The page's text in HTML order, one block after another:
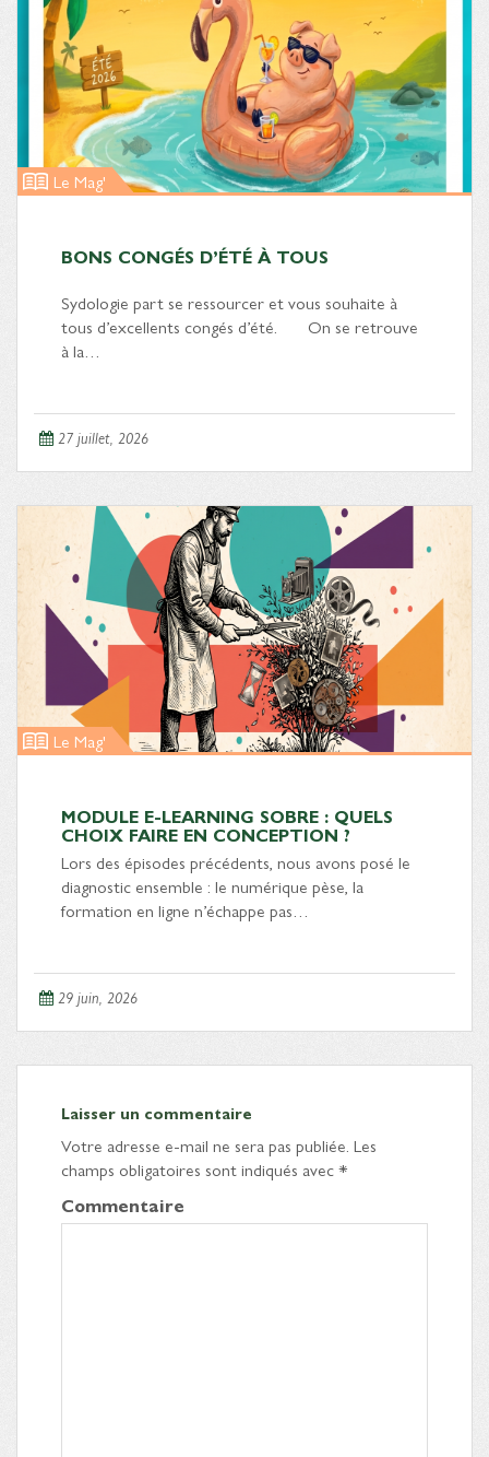
Le Mag'
BONS CONGÉS D’ÉTÉ À TOUS
Sydologie part se ressourcer et vous souhaite à
tous d’excellents congés d’été. On se retrouve
à la…
27 juillet, 2026
Le Mag'
MODULE E-LEARNING SOBRE : QUELS
CHOIX FAIRE EN CONCEPTION ?
Lors des épisodes précédents, nous avons posé le
diagnostic ensemble : le numérique pèse, la
formation en ligne n’échappe pas…
29 juin, 2026
Laisser un commentaire
Votre adresse e-mail ne sera pas publiée. Les
champs obligatoires sont indiqués avec*
Commentaire